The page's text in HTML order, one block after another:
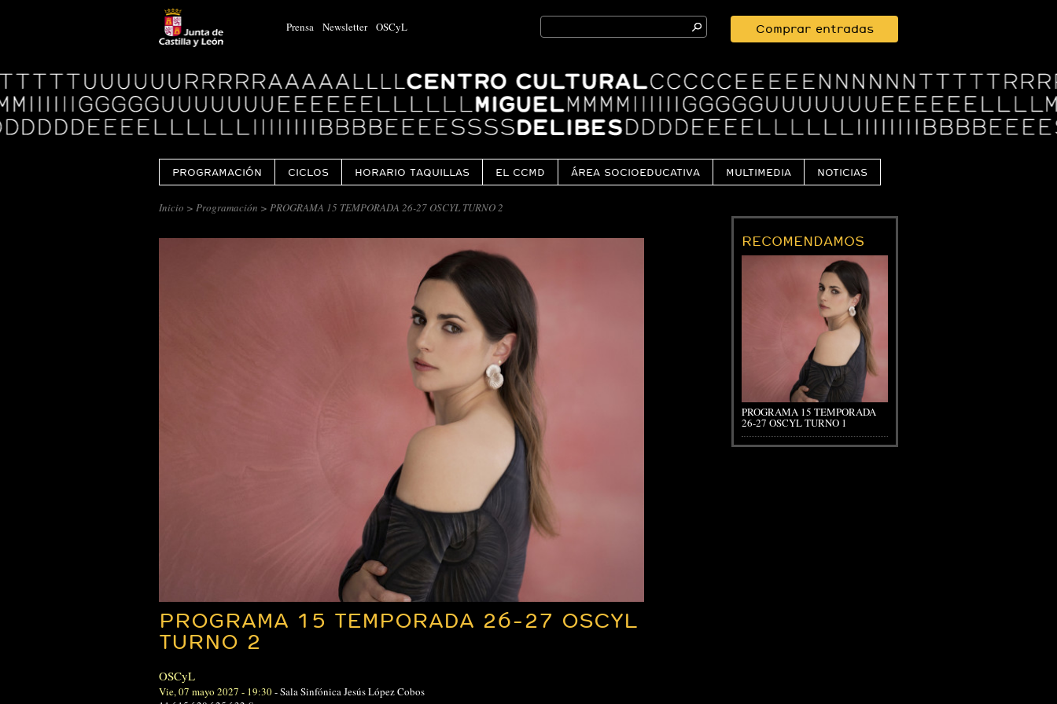
Prensa Newsletter OSCyL
Search
for:
Comprar entradas
Logo
Centro
Cultural
Miguel
Delibes
PROGRAMACIÓN CICLOS HORARIO TAQUILLAS EL CCMD ÁREA SOCIOEDUCATIVA MULTIMEDIA NOTICIAS
Inicio > Programación > PROGRAMA 15 TEMPORADA 26-27 OSCYL TURNO 2
PROGRAMA 15 TEMPORADA 26-27 OSCYL
TURNO 2
OSCyL
Vie, 07 mayo 2027 - 19:30-Sala Sinfónica Jesús López Cobos
RECOMENDAMOS
PROGRAMA 15 TEMPORADA
26-27 OSCYL TURNO 1